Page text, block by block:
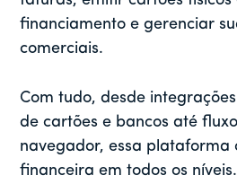
financiamento e gerenciar
comerciais.
Com tudo, desde
de cartões e bancos até
navegador, essa plataforma
financeira em todos os níveis.